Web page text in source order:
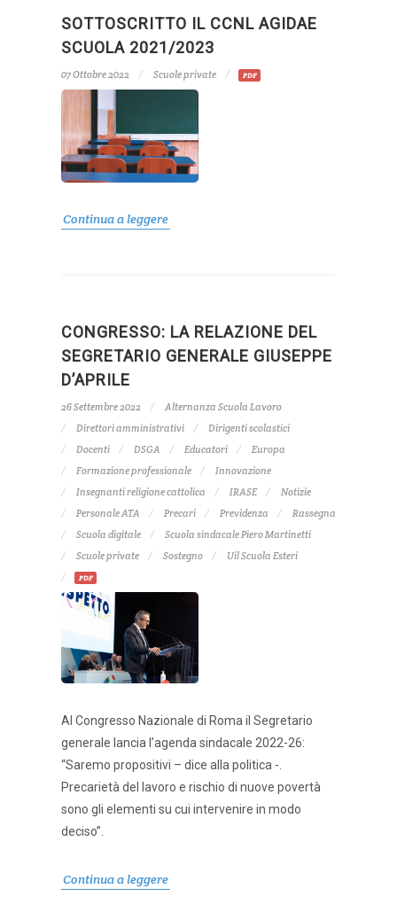
SOTTOSCRITTO IL CCNL AGIDAE
SCUOLA 2021/2023
07 Ottobre 2022 Scuole private PDF
Continua a leggere
CONGRESSO: LA RELAZIONE DEL
SEGRETARIO GENERALE GIUSEPPE
D’APRILE
26 Settembre 2022
Alternanza Scuola Lavoro
Direttori amministrativi
Dirigenti scolastici
Docenti
DSGA Educatori
Europa
Formazione professionale
Innovazione
Insegnanti religione cattolica
IRASE
Notizie
Personale ATA
Precari Previdenza
Rassegna
Scuola digitale
Scuola sindacale Piero Martinetti
Scuole private
Sostegno Uil Scuola Esteri
PDF
Al Congresso Nazionale di Roma il Segretario
generale lancia l’agenda sindacale 2022-26:
“Saremo propositivi – dice alla politica -.
Precarietà del lavoro e rischio di nuove povertà
sono gli elementi su cui intervenire in modo
deciso”.
Continua a leggere